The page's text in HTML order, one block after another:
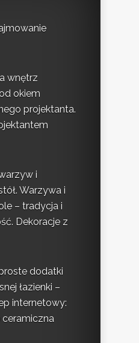
wnętrz
okiem
projektanta.
i
Warzywa i
– tradycja i
Dekoracje z
dodatki
łazienki –
internetowy: